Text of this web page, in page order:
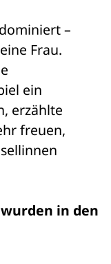
–
Frau.
ein
erzählte
freuen,
in den